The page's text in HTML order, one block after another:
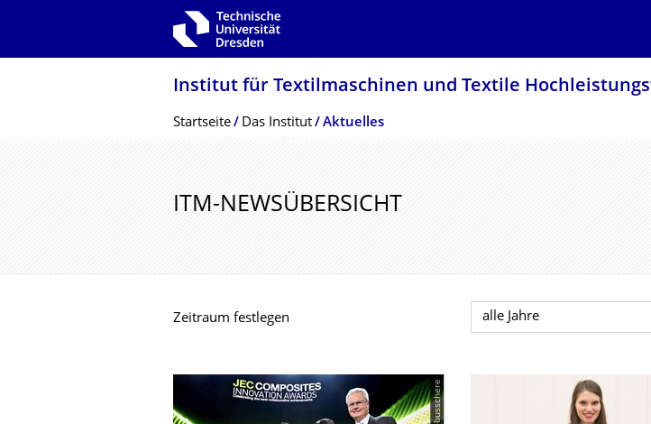
Zur Hauptnavigation springen
Institut für Textilmaschinen und Textile
Breadcrumb-Menü
Startseite Das Institut Aktuelles
ITM-NEWSÜBERSICHT
Zeitraum festlegen Jahr auswählen